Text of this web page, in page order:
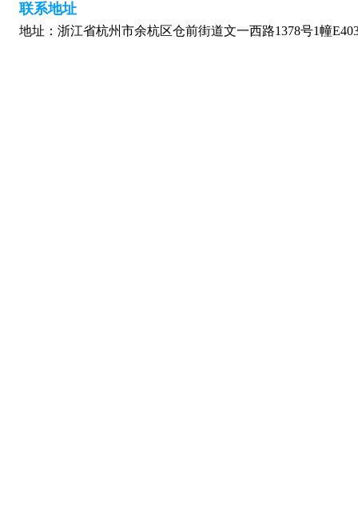
联系地址
地址：浙江省杭州市余杭区仓前街道文一西路1378号1幢